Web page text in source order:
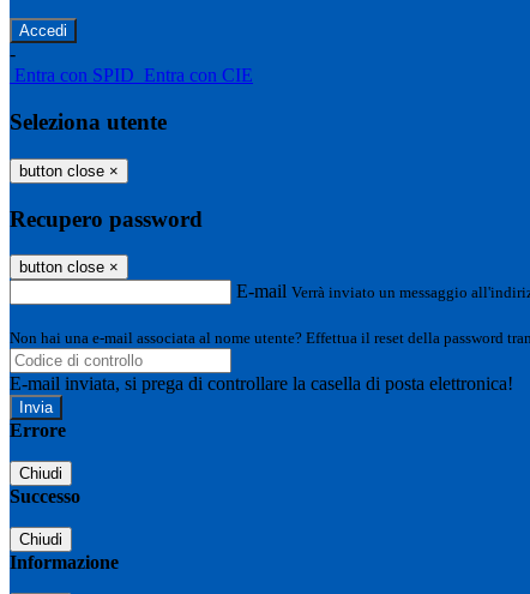
-
Entra con SPID Entra con CIE
Seleziona utente
button close ×
Recupero password
button close ×
E-mail Verrà inviato un messaggio
Non hai una e-mail associata al nome utente? Effettua il reset della password
E-mail inviata, si prega di controllare la casella di posta elettronica!
Errore
Chiudi
Successo
Chiudi
Informazione